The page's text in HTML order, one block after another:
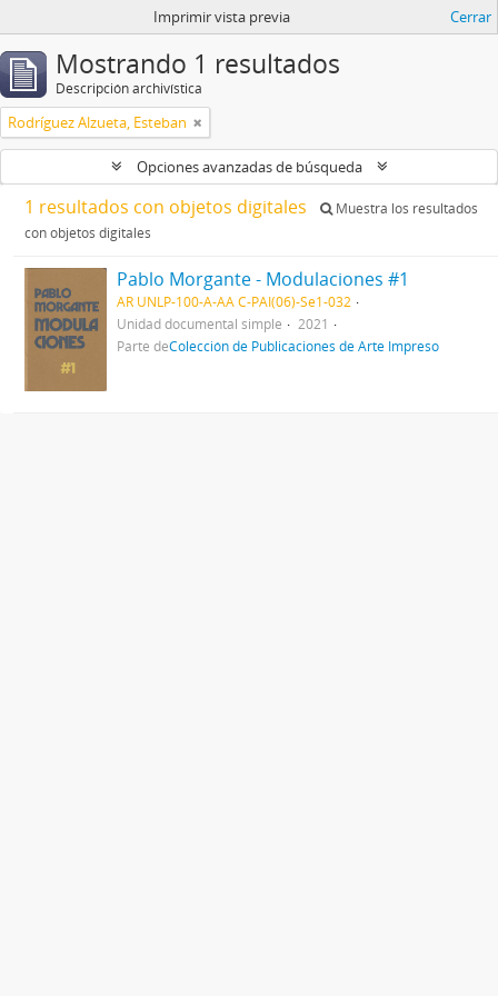
Imprimir vista previa Cerrar
Mostrando 1 resultados
Descripción archivística
Rodríguez Alzueta, Esteban
Opciones avanzadas de búsqueda
1 resultados con objetos digitales
Muestra los resultados
con objetos digitales
Pablo Morgante - Modulaciones #1
AR UNLP-100-A-AA C-PAI(06)-Se1-032
Unidad documental simple
2021
Parte deColección de Publicaciones de Arte Impreso